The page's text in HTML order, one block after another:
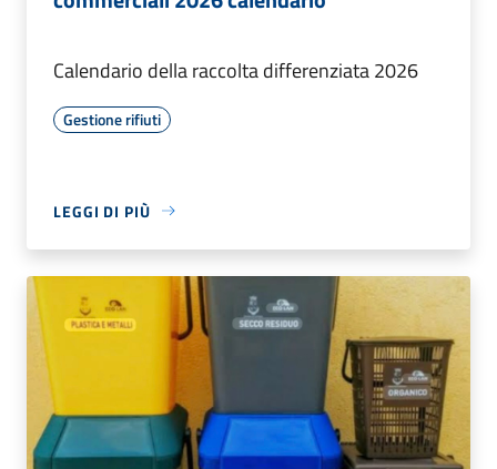
Calendario della raccolta differenziata 2026
Gestione rifiuti
LEGGI DI PIÙ